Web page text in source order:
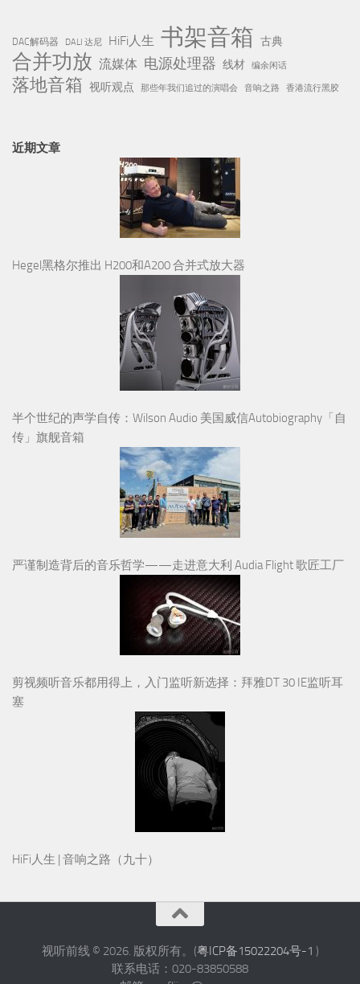
DAC解码器 DALI 达尼 HiFi人生 书架音箱 古典
合并功放 流媒体 电源处理器 线材 编余闲话
落地音箱 视听观点 那些年我们追过的演唱会 音响之路 香港流行黑胶
近期文章
Hegel黑格尔推出 H200和A200 合并式放大器
半个世纪的声学自传：Wilson Audio 美国威信Autobiography「自
传」旗舰音箱
严谨制造背后的音乐哲学——走进意大利 Audia Flight 歌匠工厂
剪视频听音乐都用得上，入门监听新选择：拜雅DT 30 IE监听耳
塞
HiFi人生 | 音响之路（九十）
视听前线 © 2026. 版权所有。(粤ICP备15022204号-1 )
联系电话：020-83850588